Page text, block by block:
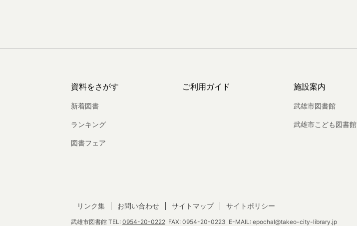
資料をさがす
新着図書
ランキング
図書フェア
ご利用ガイド 施設案内
武雄市図書館
武雄市こども図書館
武雄市図書館 TEL: 0954-20-0222 FAX: 0954-20-0223 E-MAIL: epochal@takeo-city-library.jp
リンク集 お問い合わせ サイトマップ サイトポリシー